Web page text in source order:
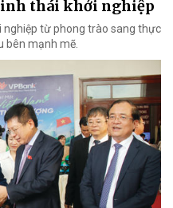
thái khởi nghiệp
nghiệp từ phong trào sang thực
bên mạnh mẽ.